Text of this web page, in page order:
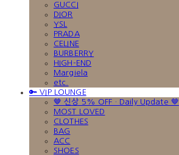
GUCCI
DIOR
YSL
PRADA
CELINE
BURBERRY
HIGH-END
Margiela
etc.
🔑 VIP LOUNGE
🤎 신상 5% OFF · Daily Update 🤎
MOST LOVED
CLOTHES
BAG
ACC
SHOES